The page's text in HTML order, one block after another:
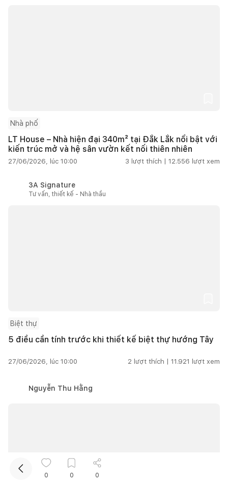
Nhà phố
LT House – Nhà hiện đại 340m² tại Đắk Lắk nổi bật với
kiến trúc mở và hệ sân vườn kết nối thiên nhiên
27/06/2026, lúc 10:00 3 lượt thích | 12.556 lượt xem
3A Signature
Tư vấn, thiết kế - Nhà thầu
Biệt thự
5 điều cần tính trước khi thiết kế biệt thự hướng Tây
27/06/2026, lúc 10:00 2 lượt thích | 11.921 lượt xem
Nguyễn Thu Hằng
0 0 0
Kết nối thiết kế, thi công